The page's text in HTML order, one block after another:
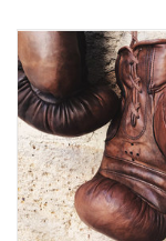
Tassen
Accessoires
Merken